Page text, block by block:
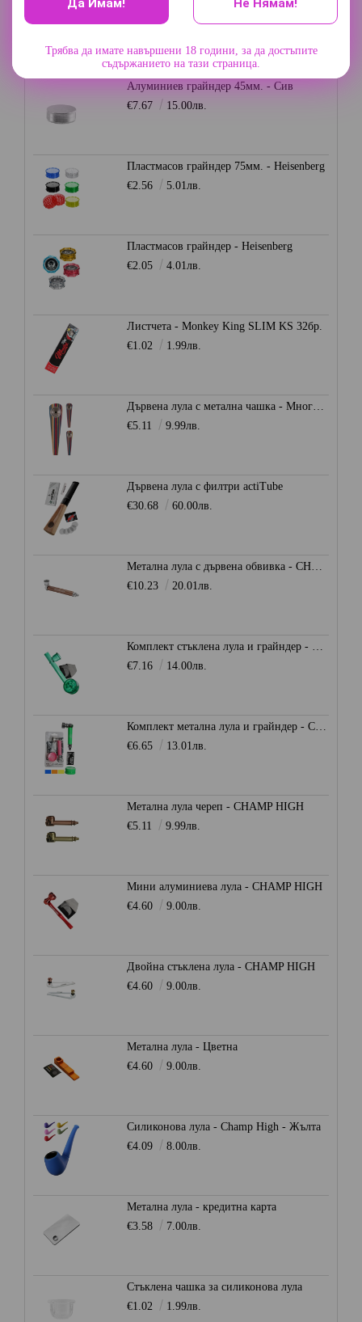
Грайндер 3 части - Champ High
€9.20
17.99лв.
Алуминиев грайндер 45мм. - Сив
€7.67
15.00лв.
Пластмасов грайндер 75мм. - Heisenberg
€2.56
5.01лв.
Пластмасов грайндер - Heisenberg
€2.05
4.01лв.
Листчета - Monkey King SLIM KS 32бр.
€1.02
1.99лв.
Дървена лула с метална чашка - Многоцветна
€5.11
9.99лв.
Дървена лула с филтри actiTube
€30.68
60.00лв.
Метална лула с дървена обвивка - CHAMP HIGH
€10.23
20.01лв.
Комплект стъклена лула и грайндер - CHAMP HIGH
€7.16
14.00лв.
Комплект метална лула и грайндер - CHAMP HIGH
€6.65
13.01лв.
Метална лула череп - CHAMP HIGH
€5.11
9.99лв.
Мини алуминиева лула - CHAMP HIGH
€4.60
9.00лв.
Двойна стъклена лула - CHAMP HIGH
€4.60
9.00лв.
Метална лула - Цветна
€4.60
9.00лв.
Силиконова лула - Champ High - Жълта
€4.09
8.00лв.
Метална лула - кредитна карта
€3.58
7.00лв.
Стъклена чашка за силиконова лула
€1.02
1.99лв.
Трябва да имате навършени 18 години, за да достъпите
съдържанието на тази страница.